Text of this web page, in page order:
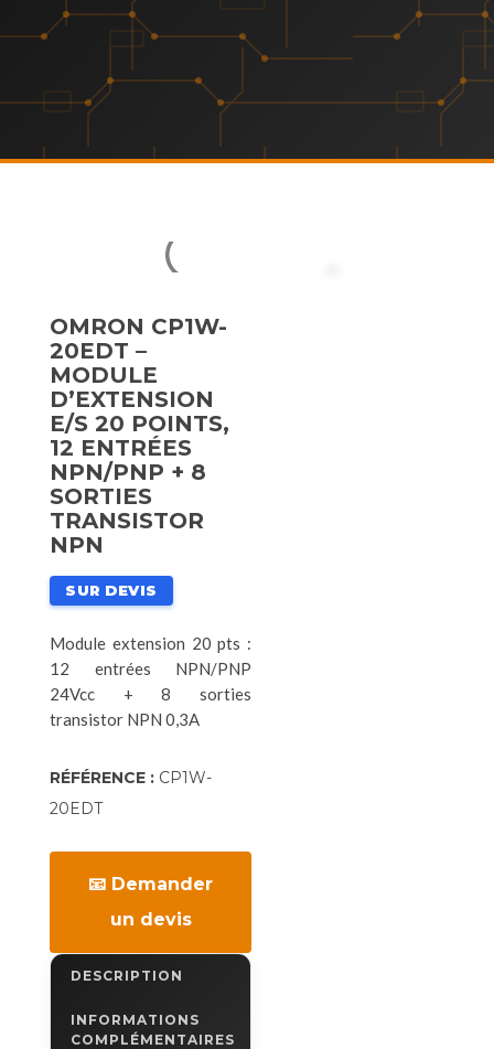
OMRON CP1W-
20EDT –
MODULE
D’EXTENSION
E/S 20 POINTS,
12 ENTRÉES
NPN/PNP + 8
SORTIES
TRANSISTOR
NPN
SUR DEVIS
Module extension 20 pts :
12 entrées NPN/PNP
24Vcc + 8 sorties
transistor NPN 0,3A
RÉFÉRENCE : CP1W-
20EDT
📧 Demander
un devis
DESCRIPTION
INFORMATIONS
COMPLÉMENTAIRES